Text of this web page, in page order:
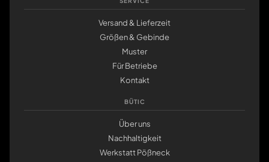
Versand & Lieferzeit
Größen & Gebinde
Muster
Für Betriebe
Kontakt
BÜTIC
Über uns
Nachhaltigkeit
Werkstatt Pößneck